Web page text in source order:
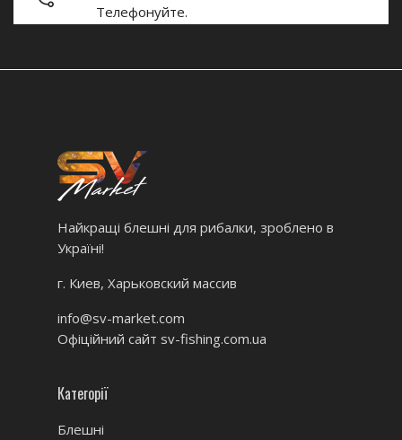
Телефонуйте.
Найкращі блешні для рибалки, зроблено в
Україні!
г. Киев, Харьковский массив
info@sv-market.com
Офіційний сайт sv-fishing.com.ua
Категорії
Блешні